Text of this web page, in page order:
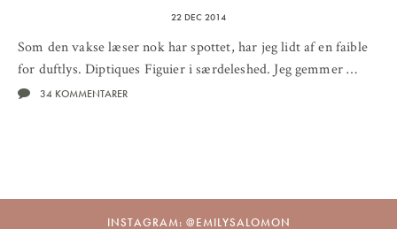
22 DEC 2014
Som den vakse læser nok har spottet, har jeg lidt af en faible
for duftlys. Diptiques Figuier i særdeleshed. Jeg gemmer …
34 KOMMENTARER
INSTAGRAM: @EMILYSALOMON